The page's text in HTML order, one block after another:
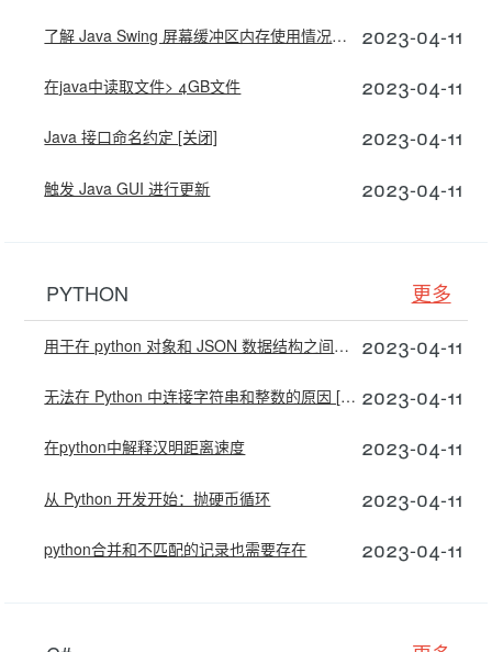
了解 Java Swing 屏幕缓冲区内存使用情况（欢迎阅读材料） 2023-04-11
在java中读取文件> 4GB文件 2023-04-11
Java 接口命名约定 [关闭] 2023-04-11
触发 Java GUI 进行更新 2023-04-11
PYTHON 更多
用于在 python 对象和 JSON 数据结构之间转换的库 2023-04-11
无法在 Python 中连接字符串和整数的原因 [重复] 2023-04-11
在python中解释汉明距离速度 2023-04-11
从 Python 开发开始：抛硬币循环 2023-04-11
python合并和不匹配的记录也需要存在 2023-04-11